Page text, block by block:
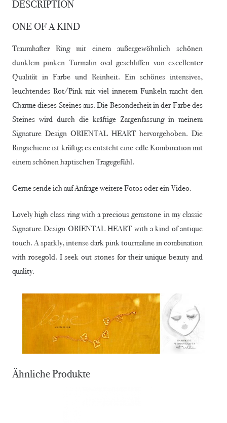
OVAL"
DESCRIPTION
ONE OF A KIND
Traumhafter Ring mit einem außergewöhnlich schönen
dunklem pinken Turmalin oval geschliffen von excellenter
Qualität in Farbe und Reinheit. Ein schönes intensives,
leuchtendes Rot/Pink mit viel innerem Funkeln macht den
Charme dieses Steines aus. Die Besonderheit in der Farbe des
Steines wird durch die kräftige Zargenfassung in meinem
Signature Design ORIENTAL HEART hervorgehoben. Die
Ringschiene ist kräftig; es entsteht eine edle Kombination mit
einem schönen haptischen Tragegefühl.
Gerne sende ich auf Anfrage weitere Fotos oder ein Video.
Lovely high class ring with a precious gemstone in my classic
Signature Design ORIENTAL HEART with a kind of antique
touch. A sparkly, intense dark pink tourmaline in combination
with rosegold. I seek out stones for their unique beauty and
quality.
Ähnliche Produkte